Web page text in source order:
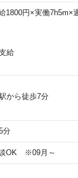
円×実働
給
から徒歩7分
分
OK ※09月～